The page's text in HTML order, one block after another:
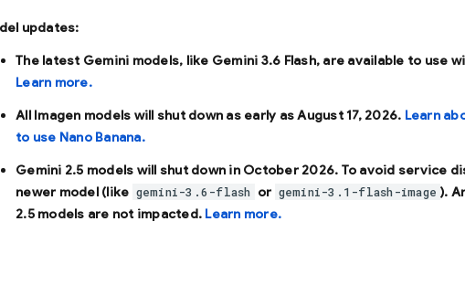
updates:
The latest Gemini models, like Gemini 3.6 Flash, are available to use
Learn more.
All Imagen models will shut down as early asAugust 17, 2026. Learn
to use Nano Banana.
Gemini 2.5 models will shut down in October 2026. To avoid service
newer model (like gemini-3.6-flash or gemini-3.1-flash-image ).
2.5 models are not impacted. Learn more.